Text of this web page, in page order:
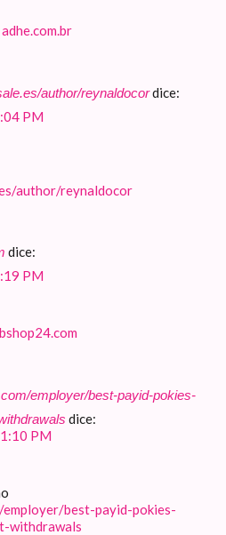
adhe.com.br
author/reynaldocordice:
PM
author/reynaldocor
dice:
PM
employer/best-payid-pokies-
dice:
PM
best-payid-pokies-
withdrawals